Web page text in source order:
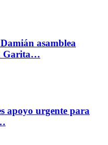
asamblea
Garita…
apoyo urgente para